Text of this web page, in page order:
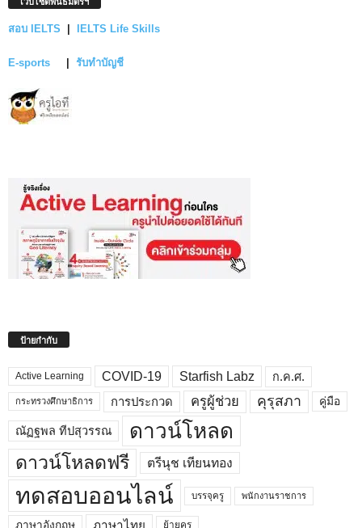
สอบ IELTS | IELTS Life Skills
E-sports | รับทำบัญชี
ป้ายกำกับ
Active Learning COVID-19 Starfish Labz ก.ค.ศ.
กระทรวงศึกษาธิการ การประกวด ครูผู้ช่วย คุรุสภา คู่มือ
ณัฏฐพล ทีปสุวรรณ ดาวน์โหลด
ดาวน์โหลดฟรี ตรีนุช เทียนทอง
ทดสอบออนไลน์ บรรจุครู พนักงานราชการ
ภาษาอังกฤษ ย้ายครู